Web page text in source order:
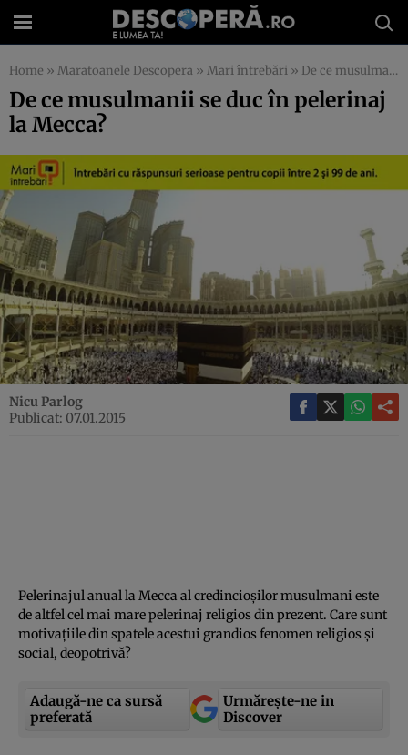
Home » Maratoanele Descopera » Mari întrebări » De ce musulmanii se duc în pelerinaj la Mecca?
De ce musulmanii se duc în pelerinaj
la Mecca?
Nicu Parlog
Publicat: 07.01.2015
Pelerinajul anual la Mecca al credincioşilor musulmani este
de altfel cel mai mare pelerinaj religios din prezent. Care sunt
motivaţiile din spatele acestui grandios fenomen religios şi
social, deopotrivă?
Adaugă-ne ca sursă
preferată
Urmărește-ne in
Discover